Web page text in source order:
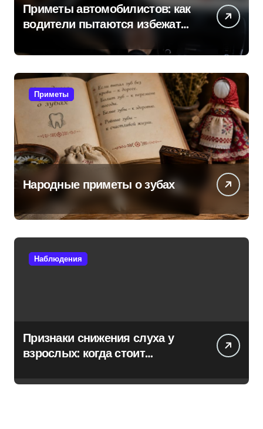
Приметы автомобилистов: как
водители пытаются избежать
дороге
Приметы
Народные приметы о зубах
Наблюдения
Признаки снижения слуха у
взрослых: когда стоит